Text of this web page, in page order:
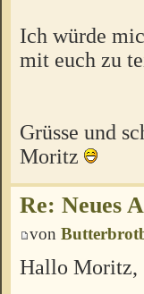
Ich würde
mit euch zu
Grüsse und
Moritz
Re: Neues
von
Hallo Moritz,